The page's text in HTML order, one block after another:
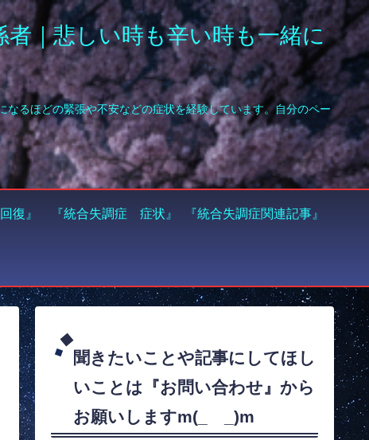
｜悲しい時も辛い時も一緒に
復』 『統合失調症 症状』 『統合失調症関連記事』
聞きたいことや記事にしてほし
いことは『お問い合わせ』から
お願いしますm(_ _)m